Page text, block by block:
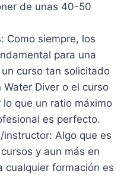
de unas 40-50
Como siempre, los
para una
curso tan solicitado
Diver o el curso
que un ratio máximo
es perfecto.
Algo que es
y aun más en
cualquier formación es